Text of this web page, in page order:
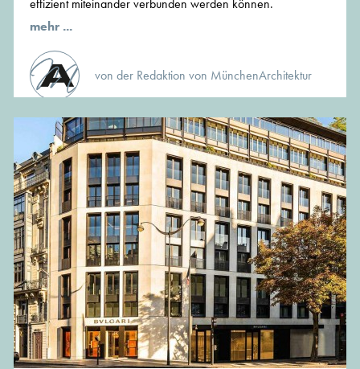
effizient miteinander verbunden werden können.
mehr ...
von der Redaktion von MünchenArchitektur